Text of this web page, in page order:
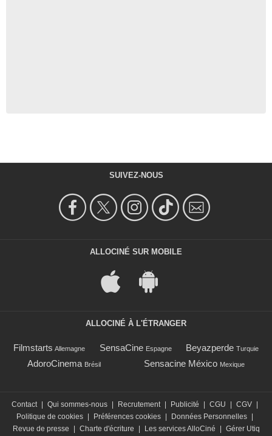
SUIVEZ-NOUS
ALLOCINÉ SUR MOBILE
ALLOCINÉ À L'ÉTRANGER
Filmstarts Allemagne SensaCine Espagne Beyazperde Turquie
AdoroCinema Brésil Sensacine México Mexique
Contact | Qui sommes-nous | Recrutement | Publicité | CGU | CGV |
Politique de cookies | Préférences cookies | Données Personnelles |
Revue de presse
| Charte d'écriture | Les services AlloCiné | Gérer Utiq